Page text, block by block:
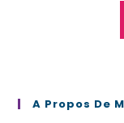
A Propos De